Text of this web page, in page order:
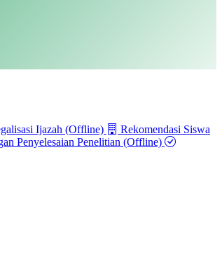
Ijazah (Offline)
Rekomendasi Siswa
Penyelesaian Penelitian (Offline)